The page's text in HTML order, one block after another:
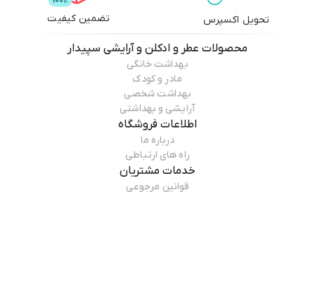
تحویل اکسپرس تضمین کیفیت
محصولات عطر و ادکلن و آرایشی سپیدار
بهداشت خانگی
مادر و کودک
بهداشت شخصی
آرایشی و بهداشتی
اطلاعات فروشگاه
درباره ما
راه های ارتباطی
خدمات مشتریان
قوانین مرجوعی